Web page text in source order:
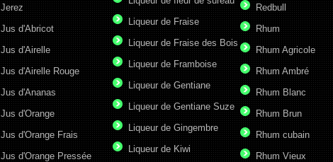
Jerez
Jus d'Abricot
Jus d'Airelle
Jus d'Airelle Rouge
Jus d'Ananas
Jus d'Orange
Jus d'Orange Frais
Jus d'Orange Pressée
Liqueur de Fraise
Liqueur de Fraise des Bois
Liqueur de Framboise
Liqueur de Gentiane
Liqueur de Gentiane Suze
Liqueur de Gingembre
Liqueur de Kiwi
Redbull
Rhum
Rhum Agricole
Rhum Ambré
Rhum Blanc
Rhum Brun
Rhum cubain
Rhum Vieux